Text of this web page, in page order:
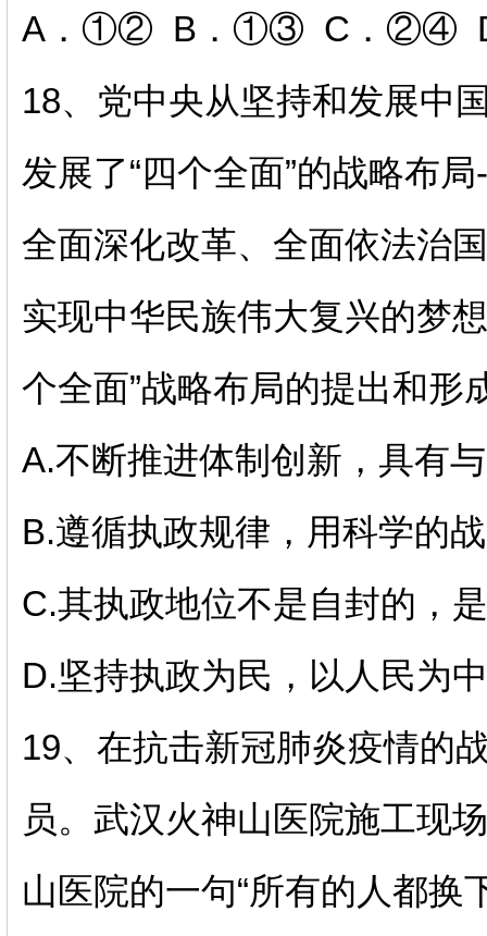
A．①② B．①③ C．②④
18、 党中央从坚持和发展中
发展了“四个全面”的战略布
全面深化改革、全面依法治
实现中华民族伟大复兴的梦
个全面”战略布局的提出和
A.不断推进体制创新，具有
B.遵循执政规律，用科学的
C.其执政地位不是自封的，
D.坚持执政为民，以人民为
19、 在抗击新冠肺炎疫情的
员。武汉火神山医院施工现
山医院的一句“所有的人都换